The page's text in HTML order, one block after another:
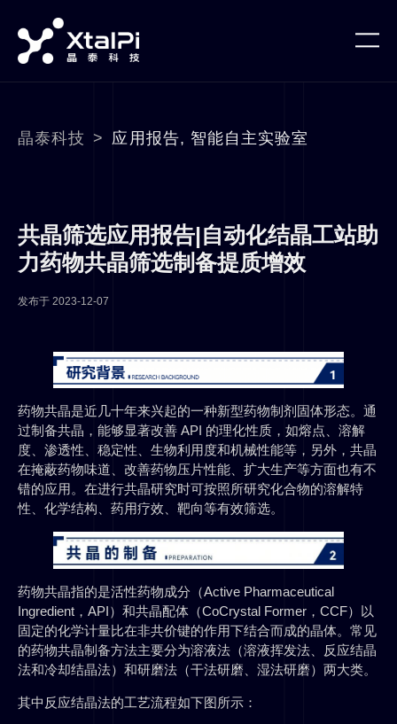
晶泰科技 > 应用报告, 智能自主实验室
共晶筛选应用报告|自动化结晶工站助
力药物共晶筛选制备提质增效
发布于 2023-12-07
药物共晶是近几十年来兴起的一种新型药物制剂固体形态。通
过制备共晶，能够显著改善 API 的理化性质，如熔点、溶解
度、渗透性、稳定性、生物利用度和机械性能等，另外，共晶
在掩蔽药物味道、改善药物压片性能、扩大生产等方面也有不
错的应用。在进行共晶研究时可按照所研究化合物的溶解特
性、化学结构、药用疗效、靶向等有效筛选。
药物共晶指的是活性药物成分（Active Pharmaceutical
Ingredient，API）和共晶配体（CoCrystal Former，CCF）以
固定的化学计量比在非共价键的作用下结合而成的晶体。常见
的药物共晶制备方法主要分为溶液法（溶液挥发法、反应结晶
法和冷却结晶法）和研磨法（干法研磨、湿法研磨）两大类。
其中反应结晶法的工艺流程如下图所示：